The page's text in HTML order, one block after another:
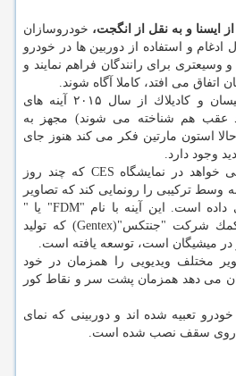
ایسنا و به نقل از انگجت، خودروسازان
و استفاده از دوربین ها در خودرو
وسیعتری برای رانندگان فراهم نمایند و
اتفاق می افتد، كاملا آگاه شوند.
بعنوان مثال شركت های نیسان و كادیلاك از سال ۲۰۱۵ آینه های
عقب هم شناخته می شوند) مجهز به
استون مارتین فكر می كند هنوز جای
وجود دارد.
این خودروساز بریتانیایی می خواهد در نمایشگاه CES كه چند روز
تركیبی را رونمایی كند كه تصاویر
سه دوربین را در خود جای داده است. این آینه با نام "FDM" یا "
Mirror Full Display " با كمك شركت "جنتكس"(Gentex) كه تولید
میشیگان است، توسعه یافته است.
مختلف ویدیویی را همزمان در خود
می دهد همزمان پشت سر و نقاط كور
تعبیه شده اند و دوربینی كه نمای
روی سقف نصب شده است.